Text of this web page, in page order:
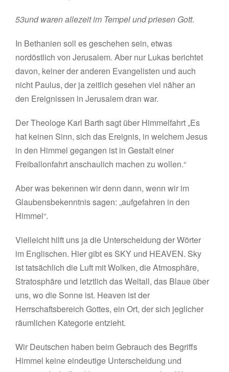
53und waren allezeit im Tempel und priesen Gott.
In Bethanien soll es geschehen sein, etwas
nordöstlich von Jerusalem. Aber nur Lukas berichtet
davon, keiner der anderen Evangelisten und auch
nicht Paulus, der ja zeitlich gesehen viel näher an
den Ereignissen in Jerusalem dran war.
Der Theologe Karl Barth sagt über Himmelfahrt „Es
hat keinen Sinn, sich das Ereignis, in welchem Jesus
in den Himmel gegangen ist in Gestalt einer
Freiballonfahrt anschaulich machen zu wollen.“
Aber was bekennen wir denn dann, wenn wir im
Glaubensbekenntnis sagen: „aufgefahren in den
Himmel“.
Vielleicht hilft uns ja die Unterscheidung der Wörter
im Englischen. Hier gibt es SKY und HEAVEN. Sky
ist tatsächlich die Luft mit Wolken, die Atmosphäre,
Stratosphäre und letztlich das Weltall, das Blaue über
uns, wo die Sonne ist. Heaven ist der
Herrschaftsbereich Gottes, ein Ort, der sich jeglicher
räumlichen Kategorie entzieht.
Wir Deutschen haben beim Gebrauch des Begriffs
Himmel keine eindeutige Unterscheidung und